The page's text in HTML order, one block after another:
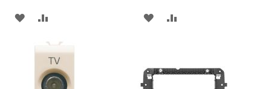
ADAUGATI
LISTACOMPARARE
ADAUGATI
DE